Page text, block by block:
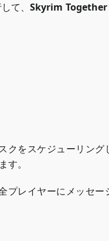
て、Skyrim
クをスケジューリング
。
プレイヤーにメッセー